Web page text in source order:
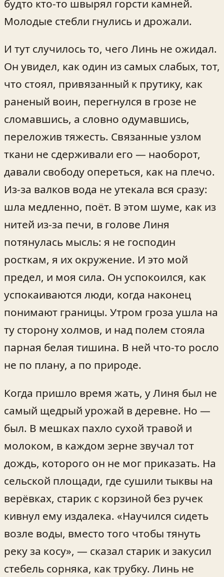
будто кто‑то швырял горсти камней.
Молодые стебли гнулись и дрожали.
И тут случилось то, чего Линь не ожидал.
Он увидел, как один из самых слабых, тот,
что стоял, привязанный к прутику, как
раненый воин, перегнулся в грозе не
сломавшись, а словно одумавшись,
переложив тяжесть. Связанные узлом
ткани не сдерживали его — наоборот,
давали свободу опереться, как на плечо.
Из‑за валков вода не утекала вся сразу:
шла медленно, поёт. В этом шуме, как из
нитей из‑за печи, в голове Линя
потянулась мысль: я не господин
росткам, я их окружение. И это мой
предел, и моя сила. Он успокоился, как
успокаиваются люди, когда наконец
понимают границы. Утром гроза ушла на
ту сторону холмов, и над полем стояла
парная белая тишина. В ней что‑то росло
не по плану, а по природе.
Когда пришло время жать, у Линя был не
самый щедрый урожай в деревне. Но —
был. В мешках пахло сухой травой и
молоком, в каждом зерне звучал тот
дождь, которого он не мог приказать. На
сельской площади, где сушили тыквы на
верёвках, старик с корзиной без ручек
кивнул ему издалека. «Научился сидеть
возле воды, вместо того чтобы тянуть
реку за косу», — сказал старик и закусил
стебель сорняка, как трубку. Линь не